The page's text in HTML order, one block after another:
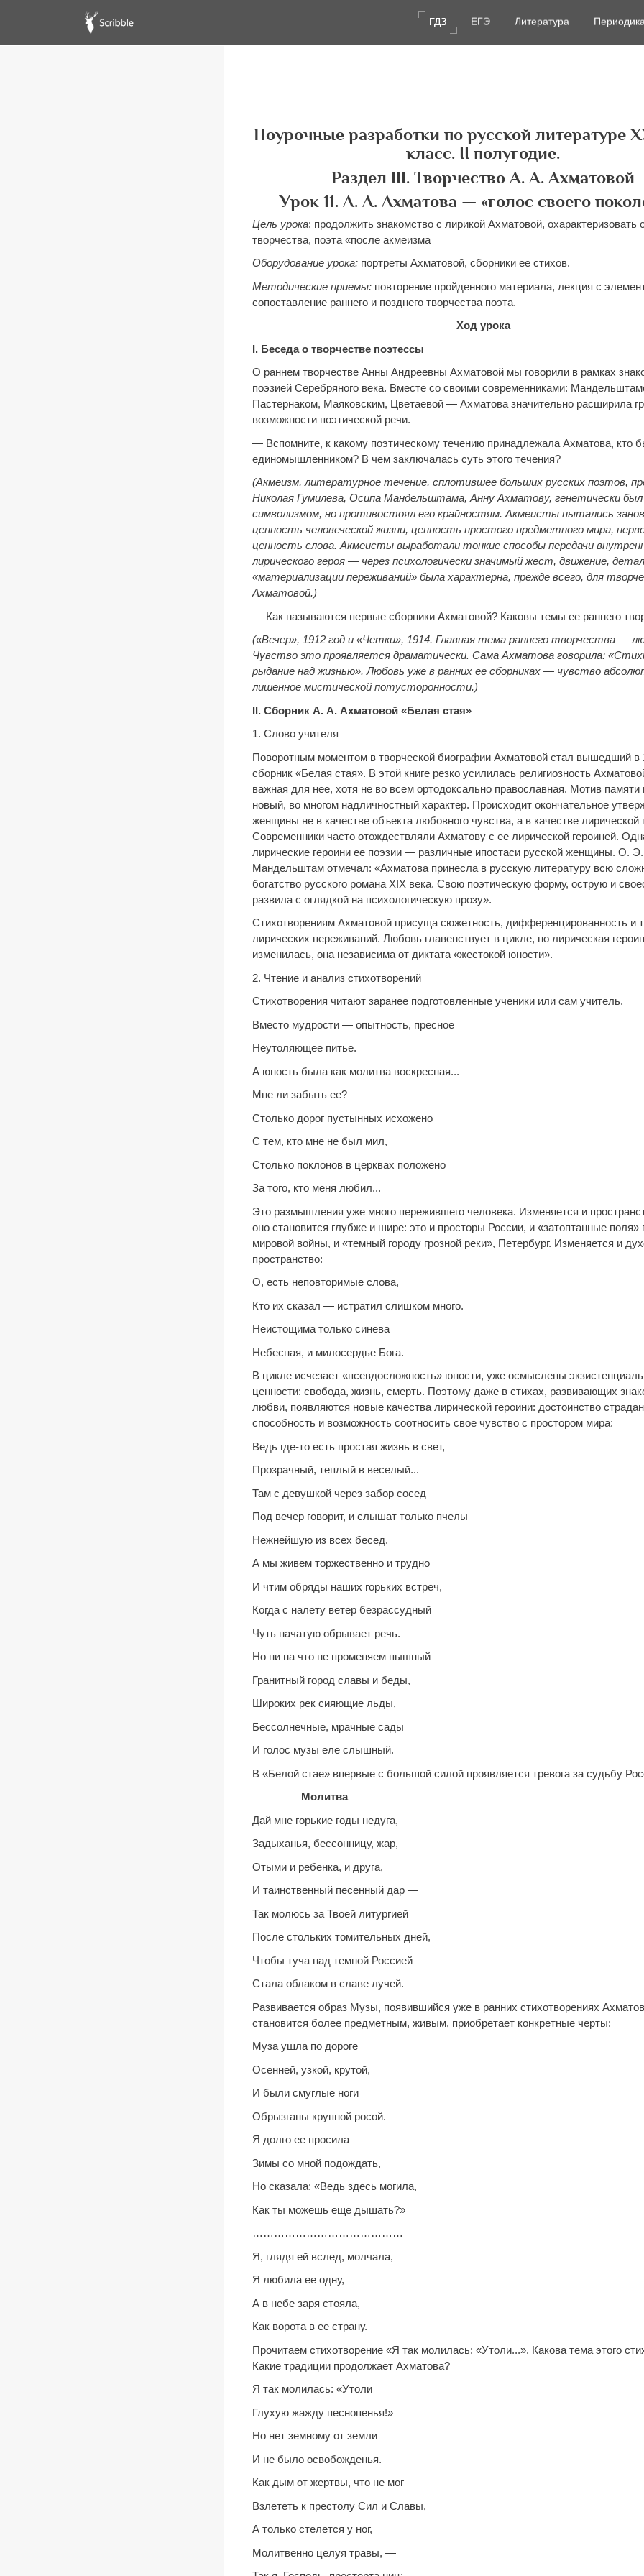
ГДЗ
ГДЗ ЕГЭ
ЕГЭ Литература
Литература
Поурочные разработки по русской литературе
класс. II полугодие.
Раздел III. Творчество А. А. Ахматовой
Урок 11. А. А. Ахматова — «голос своего
Цель урока: продолжить знакомство с лирикой Ахматовой, охарактеризовать
творчества, поэта «после акмеизма
Оборудование урока: портреты Ахматовой, сборники ее стихов.
Методические приемы: повторение пройденного материала, лекция с
сопоставление раннего и позднего творчества поэта.
Ход урока
I. Беседа о творчестве поэтессы
О раннем творчестве Анны Андреевны Ахматовой мы говорили в рамках
поэзией Серебряного века. Вместе со своими современниками:
Пастернаком, Маяковским, Цветаевой — Ахматова значительно расширила
возможности поэтической речи.
— Вспомните, к какому поэтическому течению принадлежала Ахматова, кто
единомышленником? В чем заключалась суть этого течения?
(Акмеизм, литературное течение, сплотившее больших русских поэтов,
Николая Гумилева, Осипа Мандельштама, Анну Ахматову, генетически был
символизмом, но противостоял его крайностям. Акмеисты пытались
ценность человеческой жизни, ценность простого предметного мира,
ценность слова. Акмеисты выработали тонкие способы передачи
лирического героя — через психологически значимый жест, движение,
«материализации переживаний» была характерна, прежде всего, для
Ахматовой.)
— Как называются первые сборники Ахматовой? Каковы темы ее раннего
(«Вечер», 1912 год и «Четки», 1914. Главная тема раннего творчества —
Чувство это проявляется драматически. Сама Ахматова говорила:
рыдание над жизнью». Любовь уже в ранних ее сборниках — чувство
лишенное мистической потусторонности.)
II. Сборник А. А. Ахматовой «Белая стая»
1. Слово учителя
Поворотным моментом в творческой биографии Ахматовой стал вышедший в
сборник «Белая стая». В этой книге резко усилилась религиозность
важная для нее, хотя не во всем ортодоксально православная. Мотив памяти
новый, во многом надличностный характер. Происходит окончательное
женщины не в качестве объекта любовного чувства, а в качестве лирической
Современники часто отождествляли Ахматову с ее лирической героиней.
лирические героини ее поэзии — различные ипостаси русской женщины. О. Э.
Мандельштам отмечал: «Ахматова принесла в русскую литературу всю
богатство русского романа ХIХ века. Свою поэтическую форму, острую и
развила с оглядкой на психологическую прозу».
Стихотворениям Ахматовой присуща сюжетность, дифференцированность и
лирических переживаний. Любовь главенствует в цикле, но лирическая
изменилась, она независима от диктата «жестокой юности».
2. Чтение и анализ стихотворений
Стихотворения читают заранее подготовленные ученики или сам учитель.
Вместо мудрости — опытность, пресное
Неутоляющее питье.
А юность была как молитва воскресная...
Мне ли забыть ее?
Столько дорог пустынных исхожено
С тем, кто мне не был мил,
Столько поклонов в церквах положено
За того, кто меня любил...
Это размышления уже много пережившего человека. Изменяется и
оно становится глубже и шире: это и просторы России, и «затоптанные поля»
мировой войны, и «темный городу грозной реки», Петербург. Изменяется и
пространство:
О, есть неповторимые слова,
Кто их сказал — истратил слишком много.
Неистощима только синева
Небесная, и милосердье Бога.
В цикле исчезает «псевдосложность» юности, уже осмыслены
ценности: свобода, жизнь, смерть. Поэтому даже в стихах, развивающих
любви, появляются новые качества лирической героини: достоинство
способность и возможность соотносить свое чувство с простором мира:
Ведь где-то есть простая жизнь в свет,
Прозрачный, теплый в веселый...
Там с девушкой через забор сосед
Под вечер говорит, и слышат только пчелы
Нежнейшую из всех бесед.
А мы живем торжественно и трудно
И чтим обряды наших горьких встреч,
Когда с налету ветер безрассудный
Чуть начатую обрывает речь.
Но ни на что не променяем пышный
Гранитный город славы и беды,
Широких рек сияющие льды,
Бессолнечные, мрачные сады
И голос музы еле слышный.
В «Белой стае» впервые с большой силой проявляется тревога за судьбу
Молитва
Дай мне горькие годы недуга,
Задыханья, бессонницу, жар,
Отыми и ребенка, и друга,
И таинственный песенный дар —
Так молюсь за Твоей литургией
После стольких томительных дней,
Чтобы туча над темной Россией
Стала облаком в славе лучей.
Развивается образ Музы, появившийся уже в ранних стихотворениях
становится более предметным, живым, приобретает конкретные черты:
Муза ушла по дороге
Осенней, узкой, крутой,
И были смуглые ноги
Обрызганы крупной росой.
Я долго ее просила
Зимы со мной подождать,
Но сказала: «Ведь здесь могила,
Как ты можешь еще дышать?»
……………………………………
Я, глядя ей вслед, молчала,
Я любила ее одну,
А в небе заря стояла,
Как ворота в ее страну.
Прочитаем стихотворение «Я так молилась: «Утоли...». Какова тема этого
Какие традиции продолжает Ахматова?
Я так молилась: «Утоли
Глухую жажду песнопенья!»
Но нет земному от земли
И не было освобожденья.
Как дым от жертвы, что не мог
Взлететь к престолу Сил и Славы,
А только стелется у ног,
Молитвенно целуя травы, —